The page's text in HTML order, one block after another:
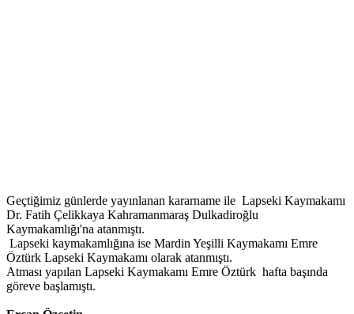
Geçtiğimiz günlerde yayınlanan kararname ile Lapseki Kaymakamı
Dr. Fatih Çelikkaya Kahramanmaraş Dulkadiroğlu
Kaymakamlığı'na atanmıştı.
Lapseki kaymakamlığına ise Mardin Yeşilli Kaymakamı Emre
Öztürk Lapseki Kaymakamı olarak atanmıştı.
Atması yapılan Lapseki Kaymakamı Emre Öztürk hafta başında
göreve başlamıştı.